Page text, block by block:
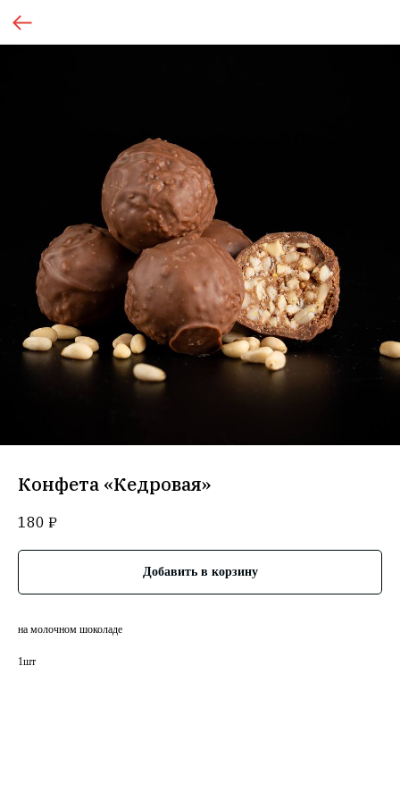
Конфета «Кедровая»
180 ₽
Добавить в корзину
на молочном шоколаде
1шт